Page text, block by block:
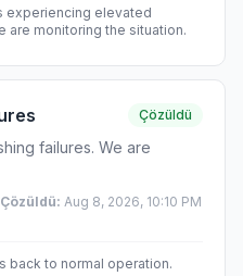
experiencing elevated
are monitoring the situation.
Çözüldü
failures. We are
Çözüldü: Aug 8, 2026, 10:10 PM
back to normal operation.